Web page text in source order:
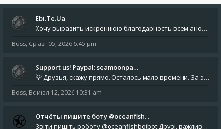
Ebi.Te.Ua
Хочу выразить искреннюю благодарность всем анонимным пользователям, которые поддержали наше сообщество финансово. Благод
Boss, Ср авг 05, 2026 6:45 pm
Support us! Paypal: seamoonpa…
💡 Друзья, скажу прямо. Осталось мало времени. За это время нам нужно закрыть последние обязательные расходы: около 500
Boss, Вс июл 12, 2026 10:31 am
Отчёты пишите боту @oceanfish…
Звіти пишіть роботу @oceanfishbotbot Друзі, важливе повідомлення для учасників форума. Основне звернення опублікован